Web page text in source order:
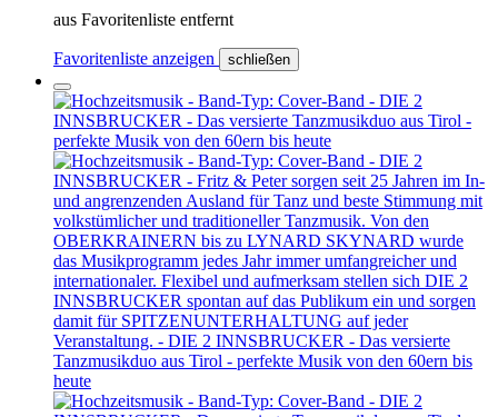
aus Favoritenliste entfernt
Favoritenliste anzeigen schließen